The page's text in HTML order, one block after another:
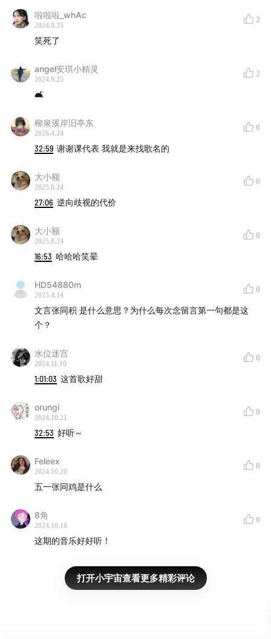
啦啦啦_whAc
2024.9.25
2
笑死了
angel安琪小精灵
2024.9.25
2
🛋️
柳泉溪岸旧亭东
2026.4.24
0
32:59 谢谢课代表 我就是来找歌名的
大小额
2025.8.24
0
27:06 逆向歧视的代价
大小额
2025.8.24
0
16:53 哈哈哈笑晕
HD54880m
2025.4.14
0
文言张同积 是什么意思？为什么每次念留言第一句都是这
个？
水位迷宫
2024.11.10
0
1:01:03 这首歌好甜
orungi
2024.10.21
0
32:53 好听～
Feleex
2024.10.20
0
五一张同鸡是什么
8角
2024.10.10
0
这期的音乐好好听！
打开小宇宙查看更多精彩评论